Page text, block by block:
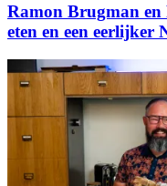
Ramon Brugman en
eten en een eerlijker